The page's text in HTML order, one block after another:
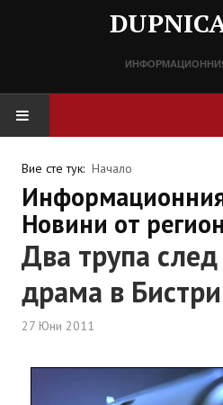
НОВИНИ
СПРАВОЧНИК
Разписание
Важни телефонни номера
КОНТАКТИ
Вие сте тук: Начало
Новини от
Два трупа
драма в
27 Юни 2011